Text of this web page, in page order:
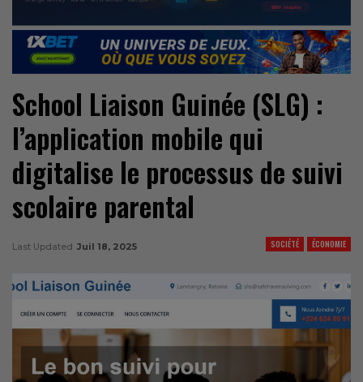
School Liaison Guinée (SLG) :
l’application mobile qui
digitalise le processus de suivi
scolaire parental
SOCIÉTÉ ÉCONOMIE
Last Updated Juil 18, 2025